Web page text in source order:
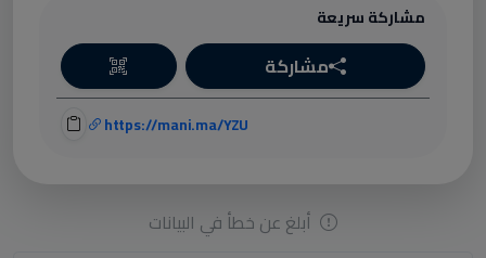
مشاركة سريعة
مشاركة
https://mani.ma/YZU
أبلغ عن خطأ في البيانات